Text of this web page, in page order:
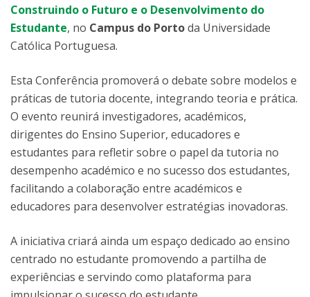
Construindo o Futuro e o Desenvolvimento do
Estudante, no Campus do Portoda Universidade
Católica Portuguesa.
Esta Conferência promoverá o debate sobre modelos e
práticas de tutoria docente, integrando teoria e prática.
O evento reunirá investigadores, académicos,
dirigentes do Ensino Superior, educadores e
estudantes para refletir sobre o papel da tutoria no
desempenho académico e no sucesso dos estudantes,
facilitando a colaboração entre académicos e
educadores para desenvolver estratégias inovadoras.
A iniciativa criará ainda um espaço dedicado ao ensino
centrado no estudante promovendo a partilha de
experiências e servindo como plataforma para